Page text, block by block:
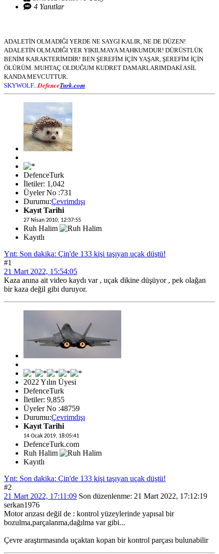
4 Yanıtlar
ADALETİN OLMADIĞI YERDE NE SAYGI KALIR, NE DE DÜZEN!
ADALETİN OLMADIĞI YER YIKILMAYA MAHKUMDUR! DÜRÜSTLÜK
BENİM KARAKTERİMDİR! BEN ŞEREFİM İÇİN YAŞAR, ŞEREFİM İÇİN
ÖLÜRÜM. MUHTAÇ OLDUĞUM KUDRET DAMARLARIMDAKİ ASİL
KANDA MEVCUTTUR.
SKYWOLF... DefenceTurk.com
DefenceTurk
İletiler: 1,042
Üyeler No :731
Durumu:Çevrimdışı
Kayıt Tarihi
27 Nisan 2010, 12:37:55
Ruh Halim
Kayıtlı
Ynt: Son dakika: Çin'de 133 kişi taşıyan uçak düştü!
#1
21 Mart 2022, 15:54:05
Kaza anına ait video kaydı var , uçak dikine düşüyor , pek olağan
bir kaza değil gibi duruyor.
2022 Yılın Üyesi
DefenceTurk
İletiler: 9,855
Üyeler No :48759
Durumu:Çevrimdışı
Kayıt Tarihi
14 Ocak 2019, 18:05:41
DefenceTurk.com
Ruh Halim
Kayıtlı
Ynt: Son dakika: Çin'de 133 kişi taşıyan uçak düştü!
#2
21 Mart 2022, 17:11:09 Son düzenlenme: 21 Mart 2022, 17:12:19
serkan1976
Motor arızası değil de : kontrol yüzeylerinde yapısal bir
bozulma,parçalanma,dağılma var gibi...
Çevre araştırmasında uçaktan kopan bir kontrol parçası bulunabilir